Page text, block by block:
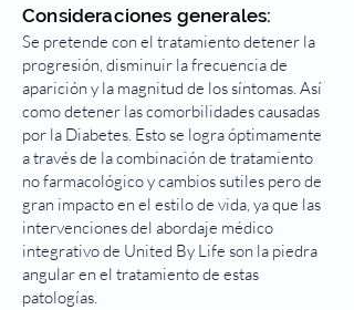
Consideraciones generales:
Se pretende con el tratamiento detener la
progresión, disminuir la frecuencia de
aparición y la magnitud de los síntomas. Así
como detener las comorbilidades causadas
por la Diabetes. Esto se logra óptimamente
a través de la combinación de tratamiento
no farmacológico y cambios sutiles pero de
gran impacto en el estilo de vida, ya que las
intervenciones del abordaje médico
integrativo de United By Life son la piedra
angular en el tratamiento de estas
patologías.